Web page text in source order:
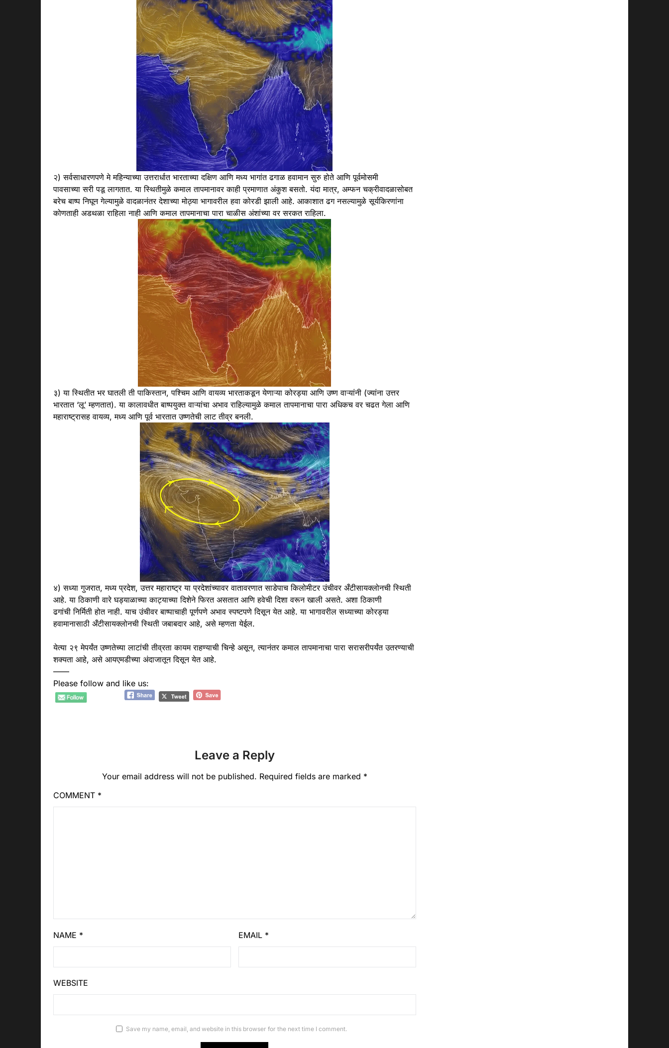
२) सर्वसाधारणपणे मे महिन्याच्या उत्तरार्धात भारताच्या दक्षिण आणि मध्य भागांत ढगाळ हवामान सुरु होते आणि पूर्वमोसमी
पावसाच्या सरी पडू लागतात. या स्थितीमुळे कमाल तापमानावर काही प्रमाणात अंकुश बसतो. यंदा मात्र, अम्फन चक्रीवादळासोबत
बरेच बाष्प निघून गेल्यामुळे वादळानंतर देशाच्या मोठ्या भागावरील हवा कोरडी झाली आहे. आकाशात ढग नसल्यामुळे सूर्यकिरणांना
कोणताही अडथळा राहिला नाही आणि कमाल तापमानाचा पारा चाळीस अंशांच्या वर सरकत राहिला.
३) या स्थितीत भर घातली ती पाकिस्तान, पश्चिम आणि वायव्य भारताकडून येणाऱ्या कोरड्या आणि उष्ण वाऱ्यांनी (ज्यांना उत्तर
भारतात ‘लू’ म्हणतात). या कालावधीत बाष्पयुक्त वाऱ्यांचा अभाव राहिल्यामुळे कमाल तापमानाचा पारा अधिकच वर चढत गेला आणि
महाराष्ट्रासह वायव्य, मध्य आणि पूर्व भारतात उष्णतेची लाट तीव्र बनली.
४) सध्या गुजरात, मध्य प्रदेश, उत्तर महाराष्ट्र या प्रदेशांच्यावर वातावरणात साडेपाच किलोमीटर उंचीवर अँटीसायक्लोनची स्थिती
आहे. या ठिकाणी वारे घड्याळाच्या काट्याच्या दिशेने फिरत असतात आणि हवेची दिशा वरून खाली असते. अशा ठिकाणी
ढगांची निर्मिती होत नाही. याच उंचीवर बाष्पाचाही पूर्णपणे अभाव स्पष्टपणे दिसून येत आहे. या भागावरील सध्याच्या कोरड्या
हवामानासाठी अँटीसायक्लोनची स्थिती जबाबदार आहे, असे म्हणता येईल.
येत्या २९ मेपर्यंत उष्णतेच्या लाटांची तीव्रता कायम राहण्याची चिन्हे असून, त्यानंतर कमाल तापमानाचा पारा सरासरीपर्यंत उतरण्याची
शक्यता आहे, असे आयएमडीच्या अंदाजातून दिसून येत आहे.
——
Please follow and like us:
Leave a Reply
Your email address will not be published. Required fields are marked *
COMMENT *
NAME * EMAIL *
WEBSITE
Save my name, email, and website in this browser for the next time I comment.